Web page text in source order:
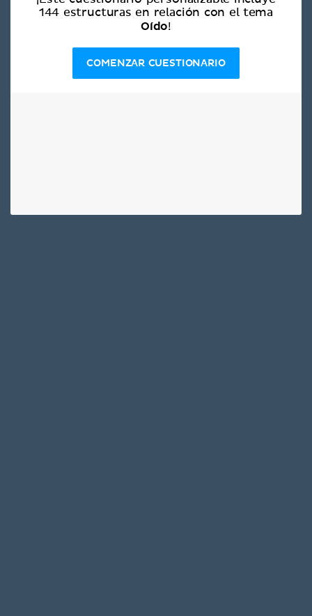
144 estructuras en relación con el tema
Oído!
COMENZAR CUESTIONARIO